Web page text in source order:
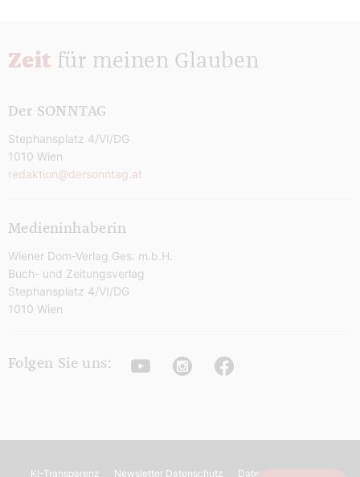
Zeit für meinen Glauben
Der SONNTAG
Stephansplatz 4/VI/DG
1010 Wien
redaktion@dersonntag.at
Medieninhaberin
Wiener Dom-Verlag Ges. m.b.H.
Buch- und Zeitungsverlag
Stephansplatz 4/VI/DG
1010 Wien
Folgen Sie uns: YoutubeInstagramFacebook
KI-Transparenz Newsletter Datenschutz Datenschutz